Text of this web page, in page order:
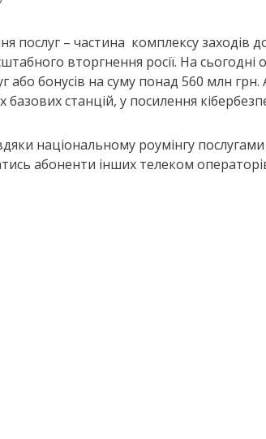
послуг – частина комплексу заходів
вторгнення росії. На
або бонусів на суму понад 560 млн
базових станцій, у посилення
національному роумінгу
абоненти інших телеком